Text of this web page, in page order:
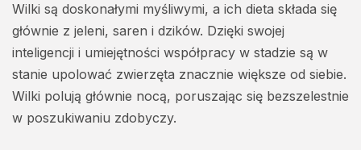
Wilki są doskonałymi myśliwymi, a ich dieta składa się
głównie z jeleni, saren i dzików. Dzięki swojej
inteligencji i umiejętności współpracy w stadzie są w
stanie upolować zwierzęta znacznie większe od siebie.
Wilki polują głównie nocą, poruszając się bezszelestnie
w poszukiwaniu zdobyczy.